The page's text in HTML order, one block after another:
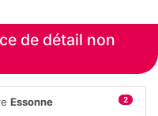
de détail non
Essonne 2